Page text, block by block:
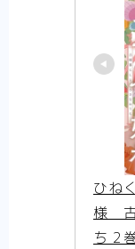
ッシュ
【ハイ
ール）
【夏目
しいと
物語【
【WIND
英雄に
【アニ
【
町中の
感想まと
【逃げ
ひね
様　
ち 2